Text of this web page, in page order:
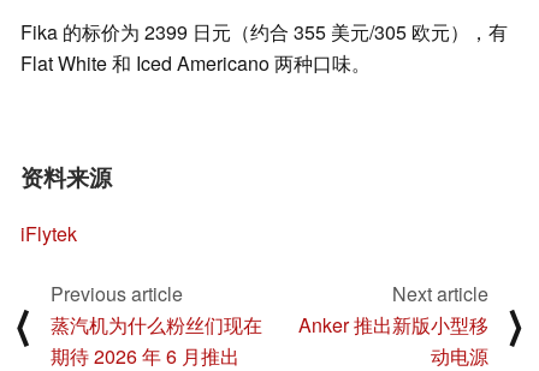
Fika 的标价为 2399 日元（约合 355 美元/305 欧元），有
Flat White 和 Iced Americano 两种口味。
资料来源
iFlytek
⟨
Previous article
蒸汽机为什么粉丝们现在
期待 2026 年 6 月推出
Next article
Anker 推出新版小型移
动电源
⟩